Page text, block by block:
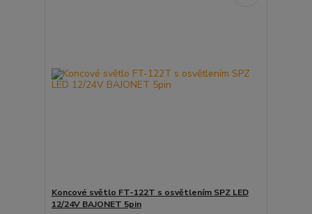
Koncové světlo FT-122T s osvětlením SPZ LED
12/24V BAJONET 5pin